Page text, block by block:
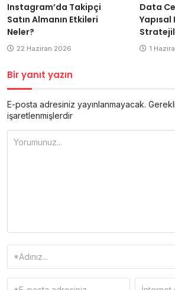
Instagram’da Takipçi
Satın Almanın Etkileri
Neler?
22 Haziran 2026
Data
1
Bir yanıt yazın
E-posta adresiniz yayınlanmayacak.
işaretlenmişlerdir